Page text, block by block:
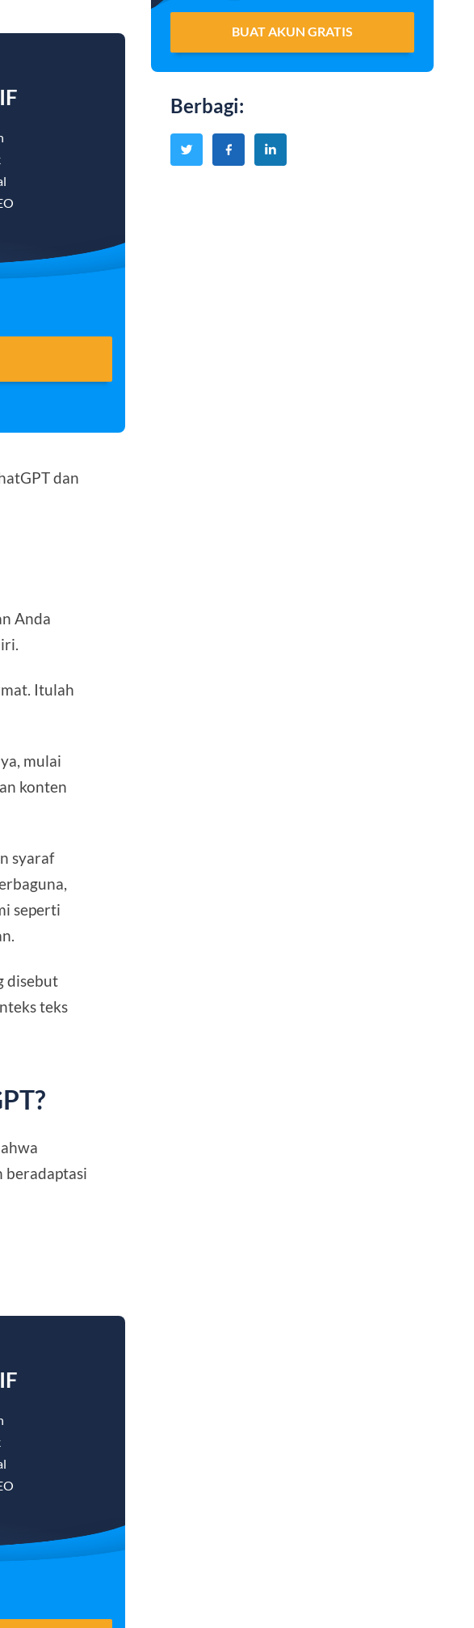
dan
Anda
Itulah
mulai
konten
syaraf
seperti
disebut
teks
beradaptasi
BUAT AKUN GRATIS
Berbagi: